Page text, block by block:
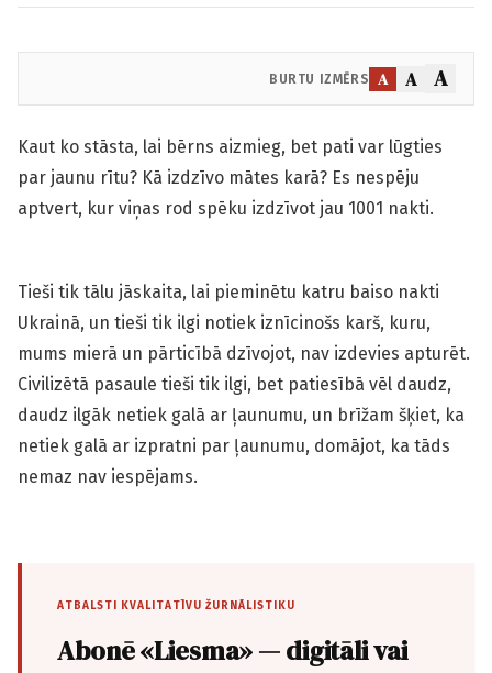
BURTU IZMĒRS A A A
Kaut ko stāsta, lai bērns aizmieg, bet pati var lūgties
par jaunu rītu? Kā izdzīvo mātes karā? Es nespēju
aptvert, kur viņas rod spēku izdzīvot jau 1001 nakti.
Tieši tik tālu jāskaita, lai pieminētu katru baiso nakti
Ukrainā, un tieši tik ilgi notiek iznīcinošs karš, kuru,
mums mierā un pārticībā dzīvojot, nav izdevies apturēt.
Civilizētā pasaule tieši tik ilgi, bet patiesībā vēl daudz,
daudz ilgāk netiek galā ar ļaunumu, un brīžam šķiet, ka
netiek galā ar izpratni par ļaunumu, domājot, ka tāds
nemaz nav iespējams.
ATBALSTI KVALITATĪVU ŽURNĀLISTIKU
Abonē «Liesma» — digitāli vai